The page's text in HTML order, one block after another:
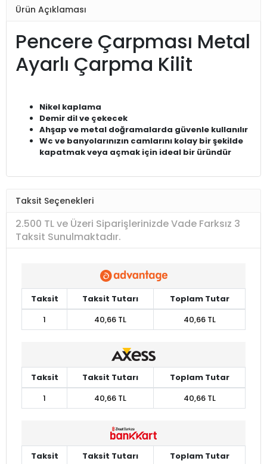
Ürün Açıklaması
Pencere Çarpması Metal
Ayarlı Çarpma Kilit
Nikel kaplama
Demir dil ve çekecek
Ahşap ve metal doğramalarda güvenle kullanılır
Wc ve banyolarınızın camlarını kolay bir şekilde
kapatmak veya açmak için ideal bir üründür
Taksit Seçenekleri
2.500 TL ve Üzeri Siparişlerinizde Vade Farksız 3
Taksit Sunulmaktadır.
Taksit Taksit Tutarı
Toplam Tutar
1
40,66 TL 40,66 TL
Taksit Taksit Tutarı
Toplam Tutar
1
40,66 TL 40,66 TL
Taksit Taksit Tutarı
Toplam Tutar